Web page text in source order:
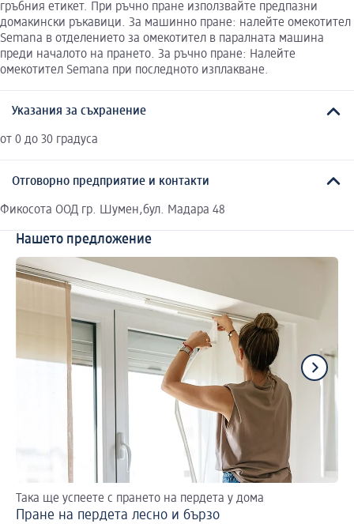
гръбния етикет. При ръчно пране използвайте предпазни
домакински ръкавици. За машинно пране: налейте омекотител
Semana в отделението за омекотител в паралната машина
преди началото на прането. За ръчно пране: Налейте
омекотител Semana при последното изплакване.
Указания за съхранение
от 0 до 30 градуса
Отговорно предприятие и контакти
Фикосота ООД гр. Шумен,бул. Мадара 48
Нашето предложение
Така ще успеете с прането на пердета у дома
Пране на пердета лесно и бързо